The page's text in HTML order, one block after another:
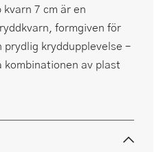
7 cm är en
formgiven för
kryddupplevelse –
av plast